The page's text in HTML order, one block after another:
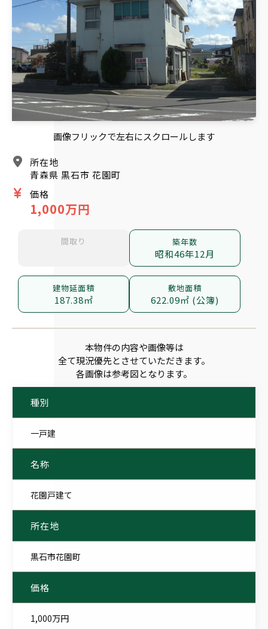
所在地
青森県 黒石市 花園町
価格
1,000万円
間取り 築年数
昭和46年12月
建物延面積
187.38㎡
敷地面積
622.09㎡ (公簿)
画像フリックで左右にスクロールします
本物件の内容や画像等は
全て現況優先とさせていただきます。
各画像は参考図となります。
種別
一戸建
名称
花園戸建て
所在地
黒石市花園町
価格
1,000万円